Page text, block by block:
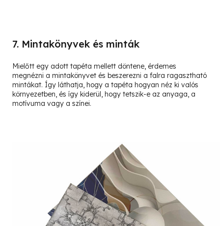
7. Mintakönyvek és minták
Mielőtt egy adott tapéta mellett döntene, érdemes
megnézni a mintakönyvet és beszerezni a falra ragasztható
mintákat. Így láthatja, hogy a tapéta hogyan néz ki valós
környezetben, és így kiderül, hogy tetszik-e az anyaga, a
motívuma vagy a színei.